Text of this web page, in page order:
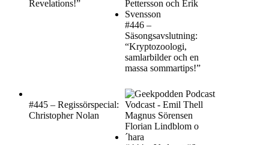
Revelations!”
#446 –
Säsongsavslutning:
“Kryptozoologi,
samlarbilder och en
massa sommartips!”
#445 – Regissörspecial:
Christopher Nolan